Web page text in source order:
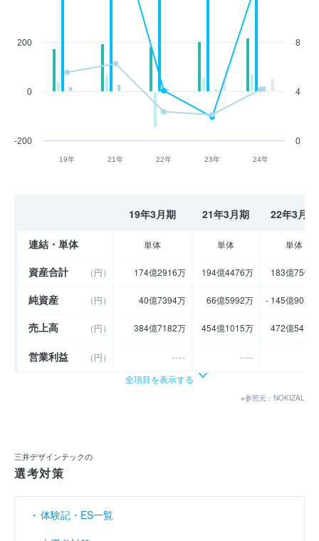
19年 21年 22年 23年 24年
-200
0
200
0
4
8
19年3月期 21年3月期 22年3月期
連結・単体 単体 単体 単体
資産合計 （円） 174億2916万 194億4476万 183億7500
純資産 （円） 40億7394万 66億5992万 - 145億9075
売上高 （円） 384億7182万 454億1015万 472億5419
営業利益 （円） ---- ----
21億3665万9999
売上伸び率
営業利益率 ---- ----
全項目を表示する
※参照元：NOKIZAL
三井デザインテックの
選考対策
体験記・ES一覧